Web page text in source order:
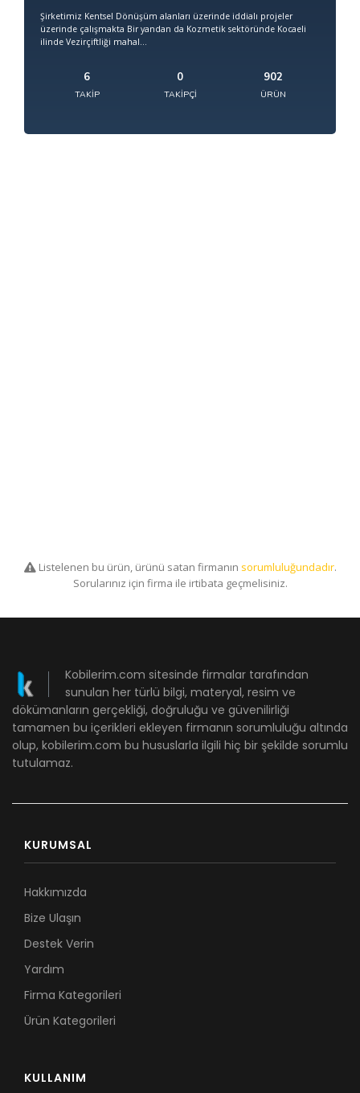
Şirketimiz Kentsel Dönüşüm alanları üzerinde iddialı projeler
üzerinde çalışmakta Bir yandan da Kozmetik sektöründe Kocaeli
ilinde Vezirçiftliği mahal...
6
TAKIP
0
TAKIPÇI
902
ÜRÜN
Listelenen bu ürün, ürünü satan firmanın sorumluluğundadır.
Sorularınız için firma ile irtibata geçmelisiniz.
Kobilerim.com sitesinde firmalar tarafından
sunulan her türlü bilgi, materyal, resim ve
dökümanların gerçekliği, doğruluğu ve güvenilirliği
tamamen bu içerikleri ekleyen firmanın sorumluluğu altında
olup, kobilerim.com bu hususlarla ilgili hiç bir şekilde sorumlu
tutulamaz.
KURUMSAL
Hakkımızda
Bize Ulaşın
Destek Verin
Yardım
Firma Kategorileri
Ürün Kategorileri
KULLANIM